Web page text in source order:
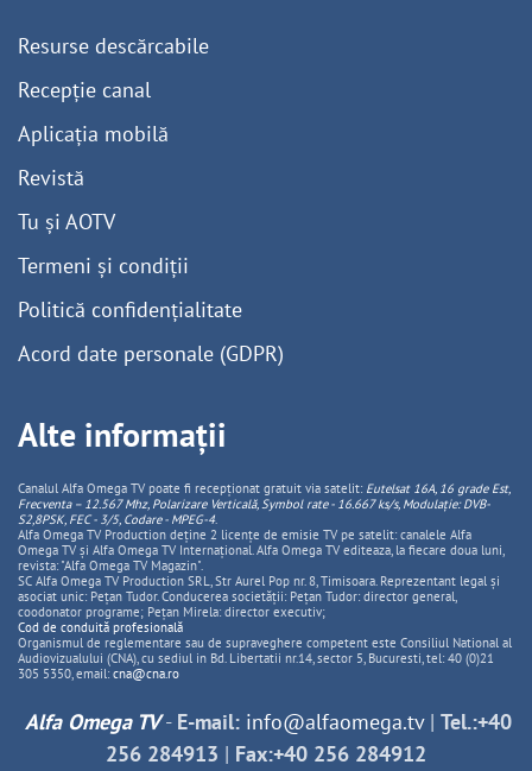
Resurse descărcabile
Recepție canal
Aplicația mobilă
Revistă
Tu și AOTV
Termeni și condiții
Politică confidențialitate
Acord date personale (GDPR)
Alte informații
Canalul Alfa Omega TV poate fi recepționat gratuit via satelit: Eutelsat 16A, 16 grade Est,
Frecventa – 12.567 Mhz, PolarizareVerticală, Symbol rate - 16.667 ks/s, Modulație: DVB-
S2,8PSK, FEC - 3/5, Codare - MPEG-4.
Alfa Omega TV Production deține 2 licențe de emisie TV pe satelit: canalele Alfa
Omega TV și Alfa Omega TV Internațional. Alfa Omega TV editeaza, la fiecare doua luni,
revista: "Alfa Omega TV Magazin".
SC Alfa Omega TV Production SRL, Str Aurel Pop nr. 8, Timisoara. Reprezentant legal și
asociat unic: Pețan Tudor. Conducerea societății: Pețan Tudor: director general,
coodonator programe; Pețan Mirela: director executiv;
Cod de conduită profesională
Organismul de reglementare sau de supraveghere competent este Consiliul National al
Audiovizualului (CNA), cu sediul in Bd. Libertatii nr.14, sector 5, Bucuresti, tel: 40 (0)21
305 5350, email: cna@cna.ro
Alfa Omega TV- E-mail: info@alfaomega.tv| Tel.:+40
256 284913 | Fax:+40 256 284912